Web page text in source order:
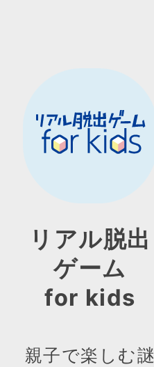
リアル脱出
ゲーム
for kids
親子で楽しむ謎